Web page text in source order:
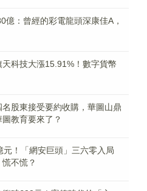
億：曾經的彩電龍頭深康佳A，
天科技大漲15.91%！數字貨幣
名股東接受要約收購，華圖山鼎
教育要來了？
元！「網安巨頭」三六零入局
不慌？